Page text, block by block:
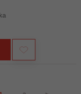
za sebou roky